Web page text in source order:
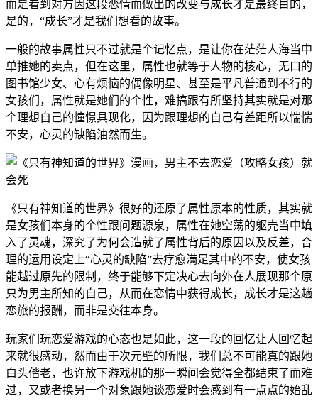
而是看到对方因这段恋情而做出的改变与成长才是最终目的，
是的，“成长”才是我们想看的故事。
一般的故事属性只不过就是个记忆点，是让你在茫茫人海当中
单推她的卖点，但在这里，属性也就等于人物的核心，无口的
图书馆少女、心有烦恼的偶像明星、甚至是平凡普通到不行的
女孩们，属性就是她们的个性，难搞跟有所坚持其实就是对那
个理想自己的憧憬具现化，因为跟理想的自己有差距所以惴惴
不安，心灵的缺陷油然而生。
《只有神知道的世界》很好的还原了属性原本的性质，其实就
是女孩们本身的个性跟问题源泉，属性在她空荡的躯壳当中填
入了灵魂，深究了为何会造就了属性背后的原因以及反差，合
理的运用设定上“心灵的缺陷”去疗愈满足其中的不安，使女孩
能越过原先的限制，终于能够下定决心去向外在人展现那个原
只为男主所知的自己，从而在恋情中获得成长，成长才是这趟
恋旅的报酬，而非是交往本身。
玩家们玩恋爱游戏的心态也是如此，这一段的回忆让人回忆起
来就很感动，然而由于次元壁的所限，我们总不可能真的跟她
白头偕老，也许放下游戏机的那一瞬间会觉得全都结束了而难
过，又或者换另一个对象跟她谈恋爱时会感到有一点点的始乱